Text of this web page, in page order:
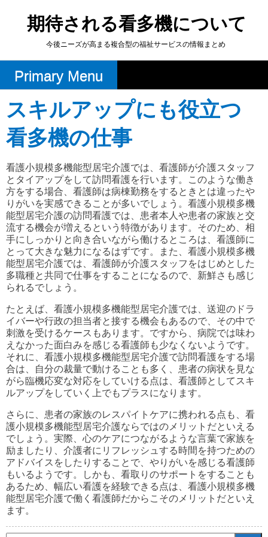
content期待される看多機について
今後ニーズが高まる複合型の福祉サービスの情報まとめ
Primary Menu
スキルアップにも役立つ
看多機の仕事
看護小規模多機能型居宅介護では、看護師が介護スタッフ
とタイアップをして訪問看護を行います。このような働き
方をする場合、看護師は病棟勤務をするときとは違ったや
りがいを実感できることが多いでしょう。看護小規模多機
能型居宅介護の訪問看護では、患者本人や患者の家族と交
流する機会が増えるという特徴があります。そのため、相
手にしっかりと向き合いながら働けるところは、看護師に
とって大きな魅力になるはずです。また、看護小規模多機
能型居宅介護では、看護師が介護スタッフをはじめとした
多職種と共同で仕事をすることになるので、新鮮さも感じ
られるでしょう。
たとえば、看護小規模多機能型居宅介護では、送迎のドラ
イバーや行政の担当者と接する機会もあるので、その中で
刺激を受けるケースもあります。ですから、病院では味わ
えなかった面白みを感じる看護師も少なくないようです。
それに、看護小規模多機能型居宅介護で訪問看護をする場
合は、自分の裁量で動けることも多く、患者の病状を見な
がら臨機応変な対応をしていける点は、看護師としてスキ
ルアップをしていく上でもプラスになります。
さらに、患者の家族のレスパイトケアに携われる点も、看
護小規模多機能型居宅介護ならではのメリットだといえる
でしょう。実際、心のケアにつながるような言葉で家族を
励ましたり、介護者にリフレッシュする時間を持つための
アドバイスをしたりすることで、やりがいを感じる看護師
もいるようです。しかも、看取りのサポートをすることも
あるため、幅広い看護を経験できる点は、看護小規模多機
能型居宅介護で働く看護師だからこそのメリットだといえ
ます。